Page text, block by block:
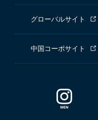
グローバルサイト
中国コーポサイト